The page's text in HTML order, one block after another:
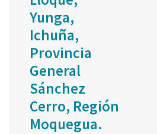
Yunga,
Ichuña,
Provincia
General
Sánchez
Cerro, Región
Moquegua.